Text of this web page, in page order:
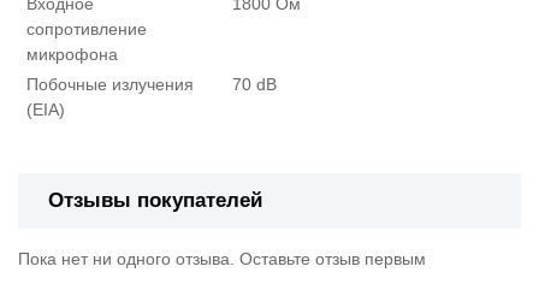
сопротивление
микрофона
Побочные излучения
(EIA)
70 dB
Отзывы покупателей
Пока нет ни одного отзыва. Оставьте отзыв первым